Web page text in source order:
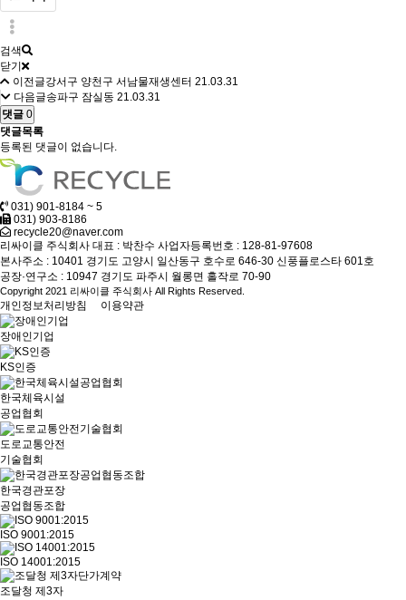
검색
닫기
이전글강서구 양천구 서남물재생센터 21.03.31
다음글송파구 잠실동 21.03.31
댓글 0
댓글목록
등록된 댓글이 없습니다.
031) 901-8184 ~ 5
031) 903-8186
recycle20@naver.com
리싸이클 주식회사 대표 : 박찬수 사업자등록번호 : 128-81-97608
본사주소 : 10401 경기도 고양시 일산동구 호수로 646-30 신풍플로스타 601호
공장·연구소 : 10947 경기도 파주시 월롱면 홀작로 70-90
Copyright 2021 리싸이클 주식회사 All Rights Reserved.
개인정보처리방침 이용약관
장애인기업
KS인증
한국체육시설
공업협회
도로교통안전
기술협회
한국경관포장
공업협동조합
ISO 9001:2015
ISO 14001:2015
조달청 제3자